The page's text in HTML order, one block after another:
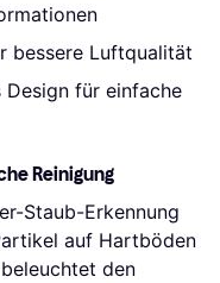
bessere Luftqualität
Design für einfache
Reinigung
Staub-Erkennung
auf Hartböden
den